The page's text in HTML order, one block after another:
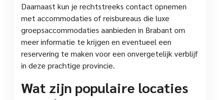
Daarnaast kun je rechtstreeks contact opnemen
met accommodaties of reisbureaus die luxe
groepsaccommodaties aanbieden in Brabant om
meer informatie te krijgen en eventueel een
reservering te maken voor een onvergetelijk verblijf
in deze prachtige provincie.
Wat zijn populaire locaties